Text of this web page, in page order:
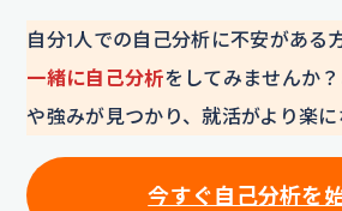
自分1人での自己分析に不安がある
一緒に自己分析をしてみませんか
や強みが見つかり、就活がより楽に
今すぐ自己分析を